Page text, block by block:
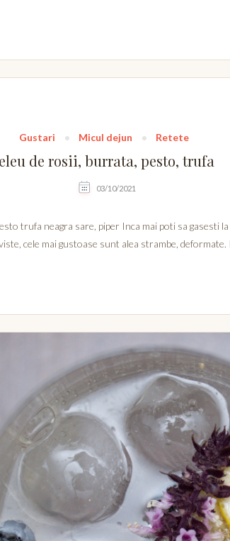
Gustari Micul dejun Retete
de rosii, burrata, pesto, trufa
03/10/2021
trufa neagra sare, piper Inca mai poti sa gasesti
cele mai gustoase sunt alea strambe,